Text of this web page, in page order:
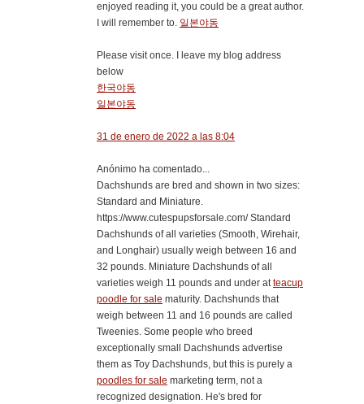
enjoyed reading it, you could be a great author.
I will remember to. 일본야동
Please visit once. I leave my blog address
below
한국야동
일본야동
31 de enero de 2022 a las 8:04
Anónimo ha comentado...
Dachshunds are bred and shown in two sizes:
Standard and Miniature.
https://www.cutespupsforsale.com/ Standard
Dachshunds of all varieties (Smooth, Wirehair,
and Longhair) usually weigh between 16 and
32 pounds. Miniature Dachshunds of all
varieties weigh 11 pounds and under atteacup
poodle for sale maturity. Dachshunds that
weigh between 11 and 16 pounds are called
Tweenies. Some people who breed
exceptionally small Dachshunds advertise
them as Toy Dachshunds, but this is purely a
poodles for sale marketing term, not a
recognized designation. He's bred for